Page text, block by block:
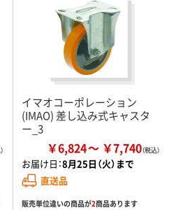
イマオコーポレーション
(IMAO) 差し込み式キャスタ
ー_3
￥6,824 ￥7,740
お届け日：8月25日（火）まで
直送品
販売単位違いの商品が2商品あります